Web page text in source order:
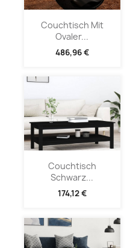
Couchtisch Mit
Ovaler...
486,96 €
Couchtisch
Schwarz...
174,12 €